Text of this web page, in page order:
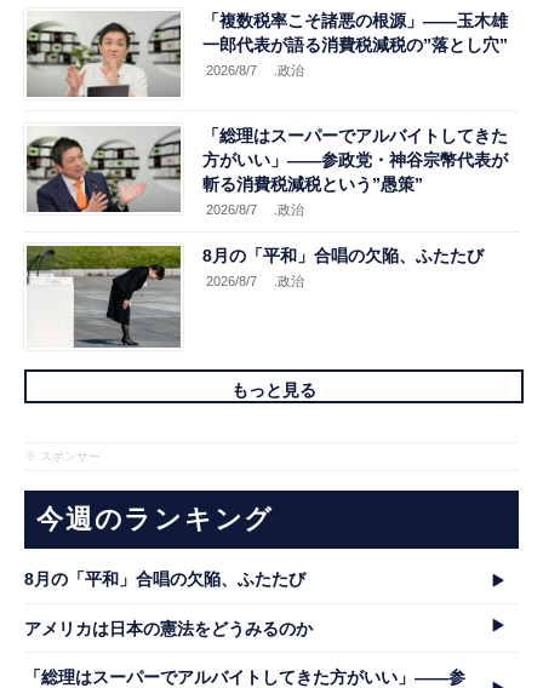
「複数税率こそ諸悪の根源」――玉木雄
一郎代表が語る消費税減税の”落とし穴”
2026/8/7 .政治
「総理はスーパーでアルバイトしてきた
方がいい」――参政党・神谷宗幣代表が
斬る消費税減税という”愚策”
2026/8/7 .政治
8月の「平和」合唱の欠陥、ふたたび
2026/8/7 .政治
もっと見る
※ スポンサー
今週のランキング
8月の「平和」合唱の欠陥、ふたたび
アメリカは日本の憲法をどうみるのか
「総理はスーパーでアルバイトしてきた方がいい」――参